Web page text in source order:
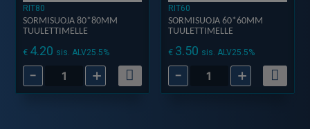
RIT80
SORMISUOJA 80*80MM
TUULETTIMELLE
€ 4.20 sis. ALV25.5%
-
Sormisuoja
80*80mm
+
RIT60
SORMISUOJA 60*60MM
TUULETTIMELLE
€ 3.50 sis. ALV25.5%
-
Sormisuoja
60*60mm
+